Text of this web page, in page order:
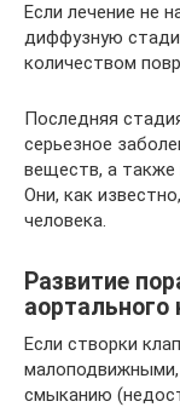
Если лечение не
диффузную
количеством
Последняя
серьезное
веществ, а также
Они, как
человека.
Развитие
аортального
Если створки
смыканию